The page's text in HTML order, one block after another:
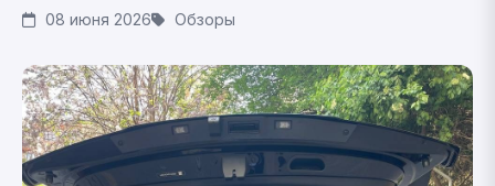
08 июня 2026 Обзоры